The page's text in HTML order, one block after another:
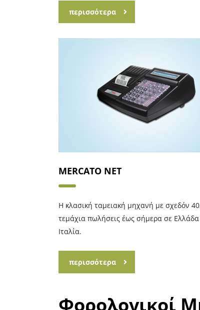
περισσότερα
MERCATO NET
Η κλασική ταμειακή μηχανή με σχεδόν
τεμάχια πωλήσεις έως σήμερα σε Ελλάδα
Ιταλία.
περισσότερα
Φορολογικοί